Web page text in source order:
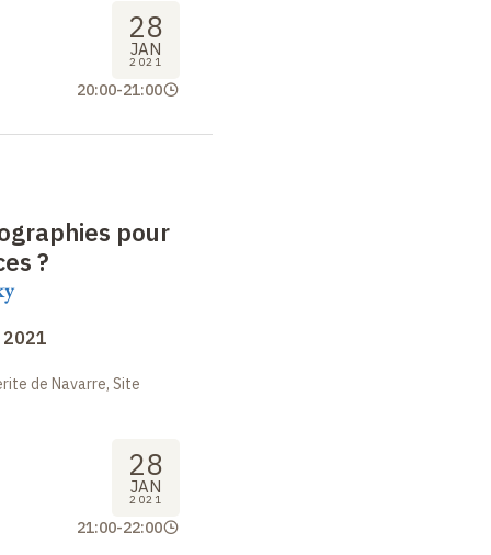
28
JAN
2021
20:00-21:00
pour
?
de Navarre, Site
28
JAN
2021
21:00-22:00